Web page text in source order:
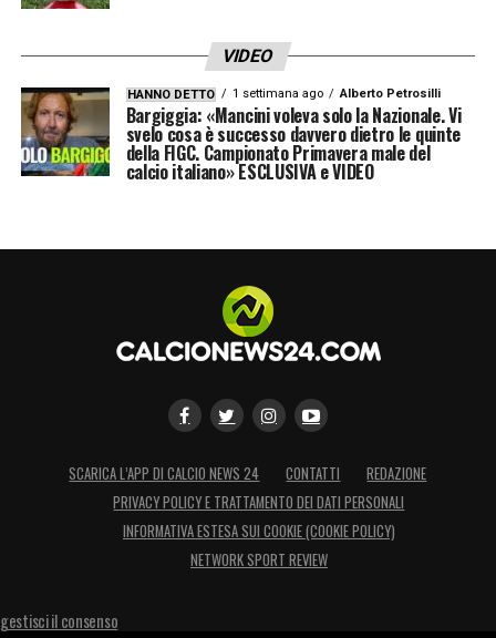
Le Champions League conquistate
da Cristiano Ronaldo
Manchester United:2007-2008
LA PLAYLIST DELLE NOSTRE TOP NEWS
VIDEO
HANNO DETTO 1 settimana ago Alberto Petrosilli
Bargiggia: «Mancini voleva solo la Nazionale. Vi
svelo cosa è successo davvero dietro le quinte
della FIGC. Campionato Primavera male del
calcio italiano» ESCLUSIVA e VIDEO
SCARICA L’APP DI CALCIO NEWS 24 CONTATTI
REDAZIONE
PRIVACY POLICY E TRATTAMENTO DEI DATI PERSONALI
INFORMATIVA ESTESA SUI COOKIE (COOKIE POLICY)
NETWORK SPORT REVIEW
gestisci il consenso